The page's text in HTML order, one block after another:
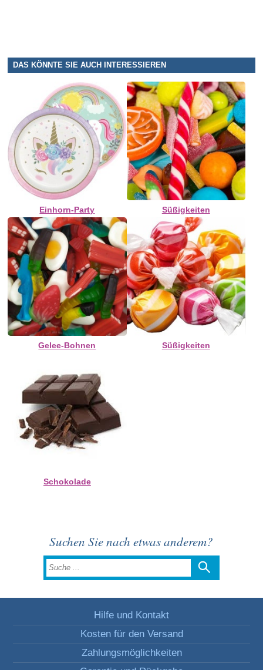
DAS KÖNNTE SIE AUCH INTERESSIEREN
Einhorn-Party Süßigkeiten
Gelee-Bohnen Süßigkeiten
Schokolade
Suchen Sie nach etwas anderem?
Hilfe und Kontakt
Kosten für den Versand
Zahlungsmöglichkeiten